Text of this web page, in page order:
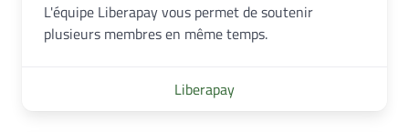
L'équipe Liberapay vous permet de soutenir
plusieurs membres en même temps.
Liberapay